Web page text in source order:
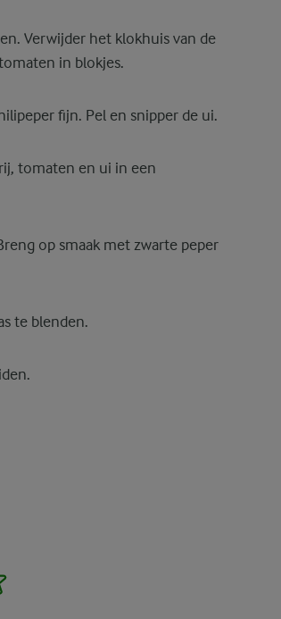
Verwijder het klokhuis van de
in blokjes.
fijn. Pel en snipper de ui.
tomaten en ui in een
op smaak met zwarte peper
te blenden.